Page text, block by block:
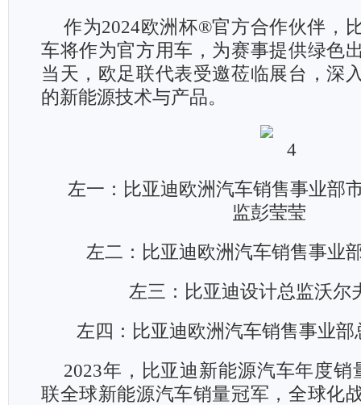
作为2024欧洲杯®官方合作伙伴，
车将作为官方用车，为赛事提供绿色
当天，欧足联代表受邀莅临展台，深
的新能源技术与产品。
左一：比亚迪欧洲汽车销售事业部
监彭莹莹
左二：比亚迪欧洲汽车销售事业
左三：比亚迪设计总监沃尔
左四：比亚迪欧洲汽车销售事业
2023年，比亚迪新能源汽车年度销
联全球新能源汽车销量冠军，全球化